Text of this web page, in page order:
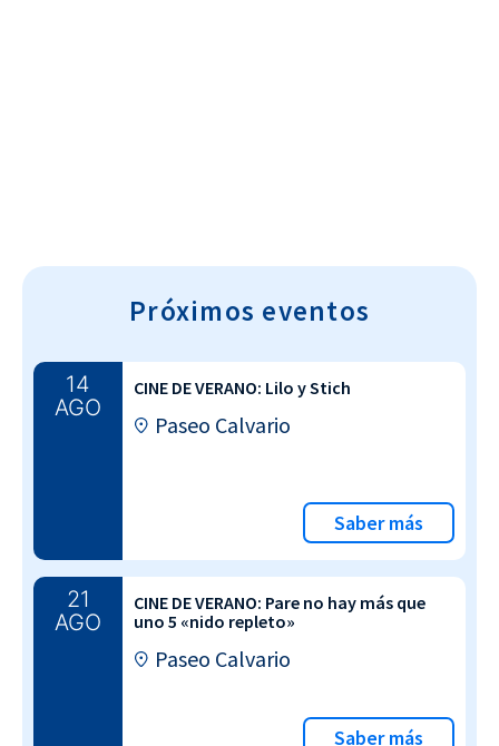
Próximos eventos
14
AGO
CINE DE VERANO: Lilo y Stich
Paseo Calvario
Saber más
21
AGO
CINE DE VERANO: Pare no hay más que
uno 5 «nido repleto»
Paseo Calvario
Saber más